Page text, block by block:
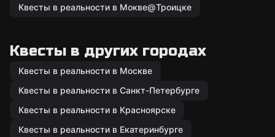
Квесты в реальности в Мокве@Троицке
Квесты в других городах
Квесты в реальности в Москве
Квесты в реальности в Санкт-Петербурге
Квесты в реальности в Красноярске
Квесты в реальности в Екатеринбурге